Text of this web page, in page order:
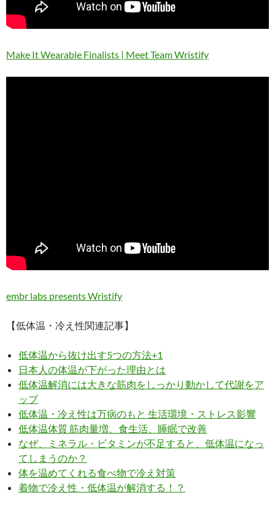
Make It Wearable Finalists | Meet Team Wristify
embr labs presents Wristify
【低体温・冷え性関連記事】
低体温から抜け出す5つの方法+1
日本人の体温が下がった理由とは
低体温解消には大きな筋肉をしっかり動かして代謝をア
ップ
低体温・冷え性は万病のもと 生活環境・ストレス影響
低体温体質 筋肉量増、食生活、睡眠で改善
なぜ、ミネラル・ビタミンが不足すると、低体温になっ
てしまうのか？
体を温めてくれる食べ物で冷え対策
着物で冷え性・低体温が解消する！？